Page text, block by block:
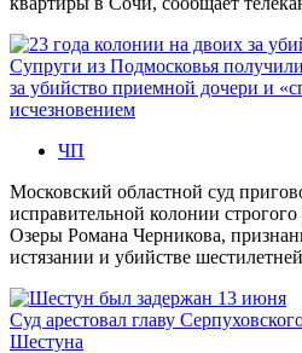
Супруги из Подмосковья
за убийство приемной дочери и
исчезновением
ЧП
Московский областной суд
исправительной колонии
Озеры Романа Черникова,
истязании и убийстве
Суд арестовал главу
Шестуна